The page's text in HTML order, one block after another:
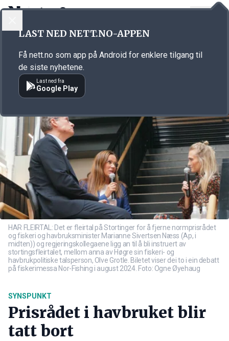
Annonsørinnhold
HAR FLEIRTAL: Det er fleirtal på Stortinger for å fjerne normprisrådet
og fiskeri og havbruksminister Marianne Sivertsen Næss (Ap, i
midten)) og regjeringskollegaene ligg an til å bli instruert av
stortingsfleirtalet, mellom anna av Høgre sin fiskeri- og
havbrukpolitiske talsperson, Olve Grotle. Biletet viser dei to i ein debatt
på fiskerimessa Nor-Fishing i august 2024. Foto: Ogne Øyehaug
SYNSPUNKT
Prisrådet i havbruket blir
tatt bort
LAST NED NETT.NO-APPEN
Få nett.no som app på Android for enklere tilgang til
de siste nyhetene.
Last ned fra
Google Play